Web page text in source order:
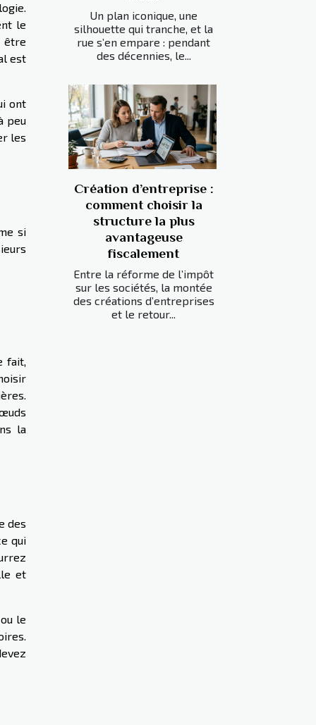
le
être
est
ont
peu
les
si
fait,
la
des
qui
et
le
Un plan iconique, une
silhouette qui tranche, et la
rue s’en empare : pendant
des décennies, le...
Création d’entreprise :
comment choisir la
structure la plus
avantageuse
fiscalement
Entre la réforme de l’impôt
sur les sociétés, la montée
des créations d’entreprises
et le retour...